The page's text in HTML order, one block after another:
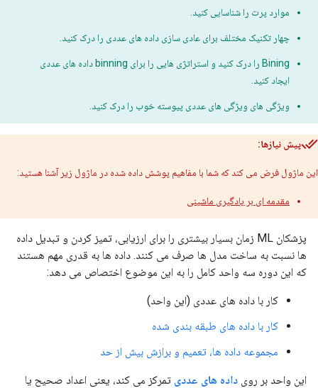
موارد پرت را شناسایی کنید.
چهار تکنیک مختلف برای عادی سازی داده های عددی را درک کنید.
Bining را درک کنید و استراتژی هایی را برای binning داده های عددی
ایجاد کنید.
ویژگی های ویژگی های عددی پیوسته خوب را درک کنید.
پیش نیازها:
این ماژول فرض می کند که شما با مفاهیم پوشش داده شده در ماژول زیر آشنا هستید:
مقدمه ای بر یادگیری ماشینی
پزشکان ML زمان بسیار بیشتری را برای ارزیابی، تمیز کردن و تبدیل داده
ها نسبت به ساخت مدل ها صرف می کنند. داده ها به قدری مهم هستند
که این دوره سه واحد کامل را به این موضوع اختصاص می دهد:
کار با داده های عددی (این واحد)
کار با داده های طبقه بندی شده
مجموعه داده ها، تعمیم و برازش بیش از حد
این واحد بر روی داده های عددی تمرکز می کند، یعنی اعداد صحیح یا